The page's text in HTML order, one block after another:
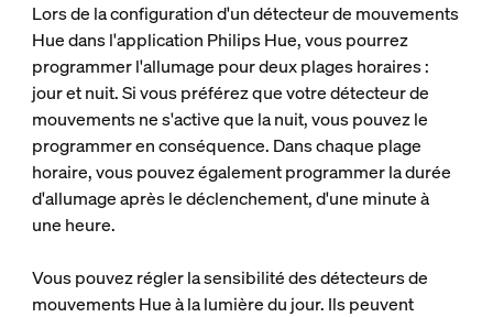
Lors de la configuration d'un détecteur de mouvements
Hue dans l'application Philips Hue, vous pourrez
programmer l'allumage pour deux plages horaires :
jour et nuit. Si vous préférez que votre détecteur de
mouvements ne s'active que la nuit, vous pouvez le
programmer en conséquence. Dans chaque plage
horaire, vous pouvez également programmer la durée
d'allumage après le déclenchement, d'une minute à
une heure.
Vous pouvez régler la sensibilité des détecteurs de
mouvements Hue à la lumière du jour. Ils peuvent